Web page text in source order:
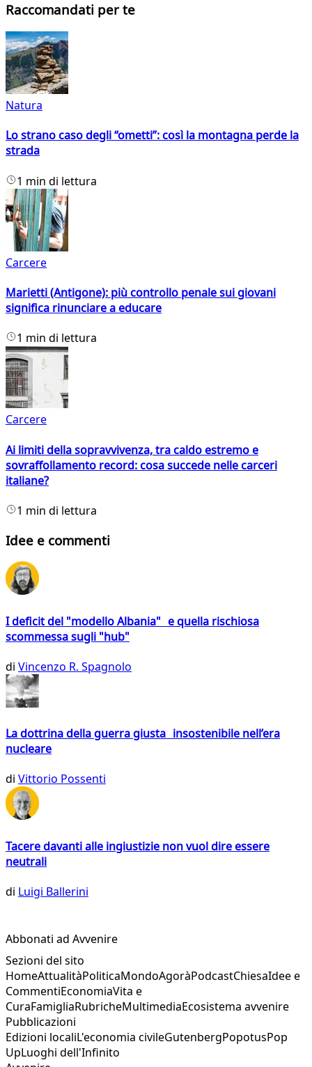
Raccomandati per te
Natura
Lo strano caso degli “ometti”: così la montagna perde la
strada
1 min di lettura
Carcere
Marietti (Antigone): più controllo penale sui giovani
significa rinunciare a educare
1 min di lettura
Carcere
Ai limiti della sopravvivenza, tra caldo estremo e
sovraffollamento record: cosa succede nelle carceri
italiane?
1 min di lettura
Idee e commenti
I deficit del "modello Albania" e quella rischiosa
scommessa sugli "hub"
di Vincenzo R. Spagnolo
La dottrina della guerra giusta insostenibile nell’era
nucleare
di Vittorio Possenti
Tacere davanti alle ingiustizie non vuol dire essere
neutrali
di Luigi Ballerini
Abbonati ad Avvenire
Sezioni del sito
HomeAttualitàPoliticaMondoAgoràPodcastChiesaIdee e
CommentiEconomiaVita e
CuraFamigliaRubricheMultimediaEcosistema avvenire
Pubblicazioni
Edizioni localiL'economia civileGutenbergPopotusPop
UpLuoghi dell'Infinito